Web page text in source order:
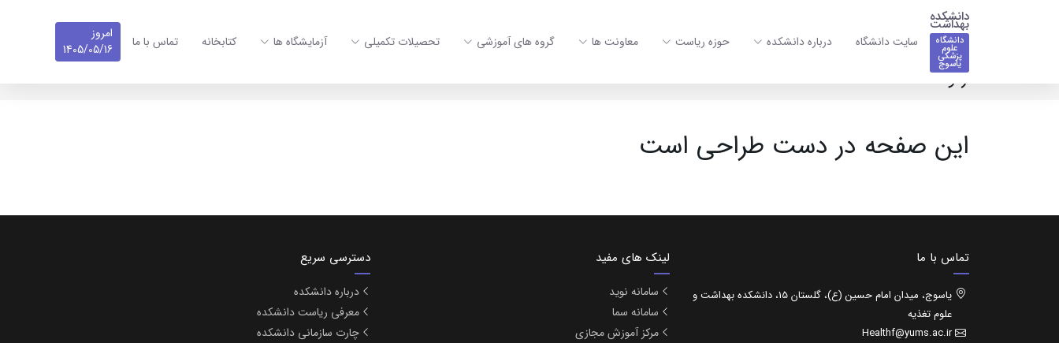
دانشکده
بهداشت
دانشگاه
علوم
پزشکی
یاسوج
سایت دانشگاه درباره دانشکده حوزه ریاست معاونت ها گروه های آموزشی تحصیلات تکمیلی آزمایشگاه ها کتابخانه تماس با ما
امروز
1405/05/16
اردوها
این صفحه در دست طراحی است
تماس با ما
یاسوج، میدان امام حسین (ع)، گلستان 15، دانشکده بهداشت و
علوم تغذیه
Healthf@yums.ac.ir
لینک های مفید
سامانه نوید
سامانه سما
مرکز آموزش مجازی
دسترسی سریع
درباره دانشکده
معرفی ریاست دانشکده
چارت سازمانی دانشکده